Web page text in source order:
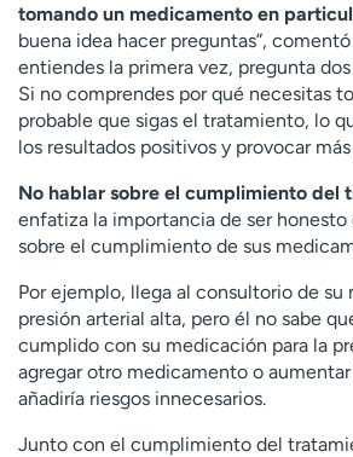
tomando un medicamento en
buena idea hacer preguntas”, comentó
entiendes la primera vez, pregunta
Si no comprendes por qué necesitas
probable que sigas el tratamiento, lo
los resultados positivos y provocar más
No hablar sobre el cumplimiento del
enfatiza la importancia de ser
sobre el cumplimiento de sus
Por ejemplo, llega al consultorio de su
presión arterial alta, pero él no sabe
cumplido con su medicación para la
agregar otro medicamento o
añadiría riesgos innecesarios.
Junto con el cumplimiento del